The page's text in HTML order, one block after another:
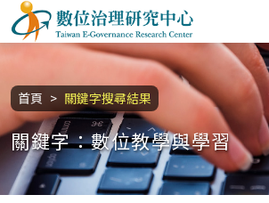
跳到主要內容區塊
數位治理研究中心
首頁 關鍵字搜尋結果
:::
關鍵字：數位教學與學習